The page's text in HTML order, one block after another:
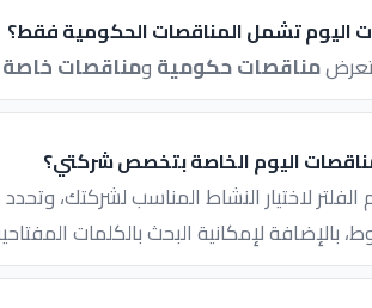
اليوم تشمل المناقصات الحكومية فقط؟
مناقصات حكوميةومناقصات خاصة
مناقصات اليوم الخاصة بتخصص شركتي؟
الفلتر لاختيار النشاط المناسب لشركتك،
بالإضافة لإمكانية البحث بالكلمات